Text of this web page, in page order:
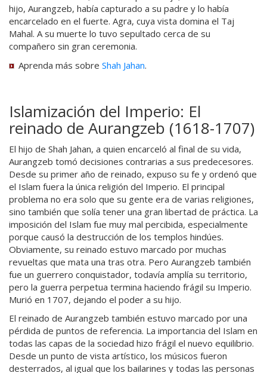
hijo, Aurangzeb, había capturado a su padre y lo había
encarcelado en el fuerte. Agra, cuya vista domina el Taj
Mahal. A su muerte lo tuvo sepultado cerca de su
compañero sin gran ceremonia.
Aprenda más sobre Shah Jahan.
Islamización del Imperio: El
reinado de Aurangzeb (1618-1707)
El hijo de Shah Jahan, a quien encarceló al final de su vida,
Aurangzeb tomó decisiones contrarias a sus predecesores.
Desde su primer año de reinado, expuso su fe y ordenó que
el Islam fuera la única religión del Imperio. El principal
problema no era solo que su gente era de varias religiones,
sino también que solía tener una gran libertad de práctica. La
imposición del Islam fue muy mal percibida, especialmente
porque causó la destrucción de los templos hindúes.
Obviamente, su reinado estuvo marcado por muchas
revueltas que mata una tras otra. Pero Aurangzeb también
fue un guerrero conquistador, todavía amplía su territorio,
pero la guerra perpetua termina haciendo frágil su Imperio.
Murió en 1707, dejando el poder a su hijo.
El reinado de Aurangzeb también estuvo marcado por una
pérdida de puntos de referencia. La importancia del Islam en
todas las capas de la sociedad hizo frágil el nuevo equilibrio.
Desde un punto de vista artístico, los músicos fueron
desterrados, al igual que los bailarines y todas las personas